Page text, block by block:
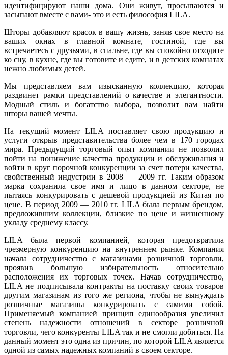
идентифицируют наши дома. Они живут, просыпаются и
засыпают вместе с вами- это и есть философия LILA.
Шторы добавляют красок в вашу жизнь, заняв свое место на
ваших окнах в главной комнате, гостиной, где вы
встречаетесь с друзьями, в спальне, где вы спокойно отходите
ко сну, в кухне, где вы готовите и едите, и в детских комнатах
нежно любимых детей.
Мы представляем вам изысканную коллекцию, которая
раздвинет рамки представлений о качестве и элегантности.
Модный стиль и богатство выбора, позволит вам найти
шторы вашей мечты.
На текущий момент LILA поставляет свою продукцию и
услуги открыв представительства более чем в 170 городах
мира. Предыдущий торговый опыт компании не позволил
пойти на понижение качества продукции и обслуживания и
войти в круг порочной конкуренции за счет потери качества,
свойственный индустрии в 2008 — 2009 гг. Таким образом
марка сохранила свое имя и лицо в данном секторе, не
пытаясь конкурировать с дешевой продукцией из Китая по
цене. В период 2009 — 2010 гг. LILA была первым брендом,
предложившим коллекции, близкие по цене и жизненному
укладу среднему классу.
LILA была первой компанией, которая предотвратила
чрезмерную конкуренцию на внутреннем рынке. Компания
начала сотрудничество с магазинами розничной торговли,
проявив большую избирательность относительно
расположения их торговых точек. Начав сотрудничество,
LILA не подписывала контракты на поставку своих товаров
другим магазинам из того же региона, чтобы не вынуждать
розничные магазины конкурировать с самими собой.
Применяемый компанией принцип единообразия увеличил
степень надежности отношений в секторе розничной
торговли, чего конкуренты LILA так и не смогли добиться. На
данный момент это одна из причин, по которой LILA является
одной из самых надежных компаний в своем секторе.